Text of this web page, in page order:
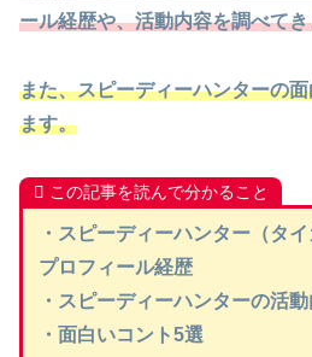
ール経歴や、活動内容を調べて
また、スピーディーハンターの
ます。
この記事を読んで分かること
・スピーディーハンター（タ
プロフィール経歴
・ スピーディーハンターの活動
・面白いコント5選